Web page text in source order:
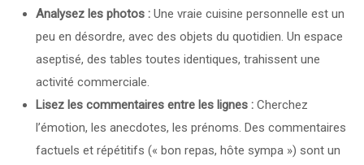
Analysez les photos : Une vraie cuisine personnelle est un
peu en désordre, avec des objets du quotidien. Un espace
aseptisé, des tables toutes identiques, trahissent une
activité commerciale.
Lisez les commentaires entre les lignes : Cherchez
l’émotion, les anecdotes, les prénoms. Des commentaires
factuels et répétitifs (« bon repas, hôte sympa ») sont un